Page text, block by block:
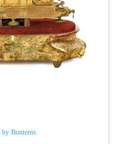
Bontems